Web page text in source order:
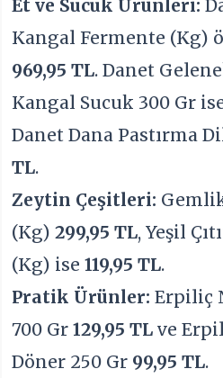
Et ve Sucuk Ürünleri:
Kangal Fermente (Kg)
969,95 TL. Danet
Kangal Sucuk 300 Gr
Danet Dana Pastırma
TL.
Zeytin Çeşitleri:
(Kg)299,95 TL, Yeşil
(Kg) ise119,95 TL.
Pratik Ürünler: Erpiliç
700 Gr129,95 TL ve
Döner 250 Gr 99,95 TL.